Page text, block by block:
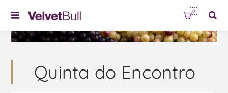
0
Quinta do Encontro